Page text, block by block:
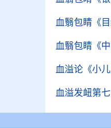
血翳包睛 《
血翳包睛 《
血溢论 《小
血溢发衄第